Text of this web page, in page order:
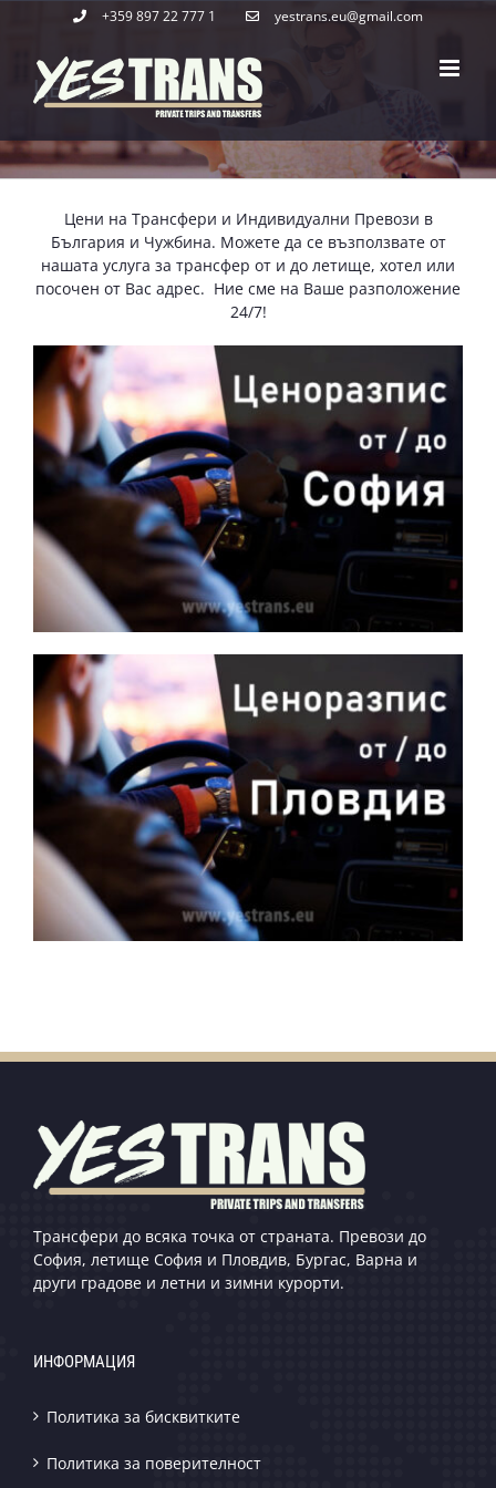
content
+359 897 22 777 1 yestrans.eu@gmail.com
ЦЕНИ
Цени на Трансфери и Индивидуални Превози в
България и Чужбина. Можете да се възползвате от
нашата услуга за трансфер от и до летище, хотел или
посочен от Вас адрес. Ние сме на Ваше разположение
24/7!
Трансфери до всяка точка от страната. Превози до
София, летище София и Пловдив, Бургас, Варна и
други градове и летни и зимни курорти.
ИНФОРМАЦИЯ
Политика за бисквитките
Политика за поверителност